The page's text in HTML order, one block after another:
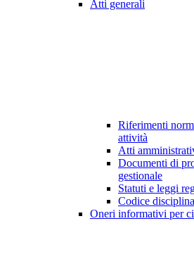
Atti generali
Riferimenti
attività
Atti
Documenti di
gestionale
Statuti e leggi
Codice
Oneri informativi per